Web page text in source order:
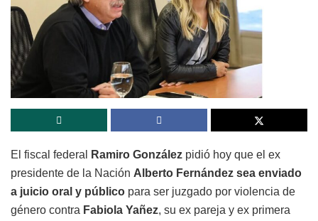
El fiscal federal Ramiro González pidió hoy que el ex
presidente de la Nación Alberto Fernández sea enviado
a juicio oral y público para ser juzgado por violencia de
género contra Fabiola Yañez, su ex pareja y ex primera